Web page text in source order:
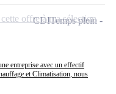
entreprise avec un effectif
et Climatisation, nous
CDITemps plein
offre à ma sélection